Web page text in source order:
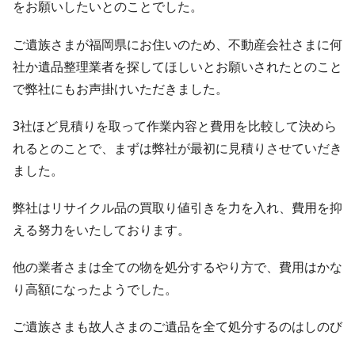
をお願いしたいとのことでした。
ご遺族さまが福岡県にお住いのため、不動産会社さまに何
社か遺品整理業者を探してほしいとお願いされたとのこと
で弊社にもお声掛けいただきました。
3社ほど見積りを取って作業内容と費用を比較して決めら
れるとのことで、まずは弊社が最初に見積りさせていだき
ました。
弊社はリサイクル品の買取り値引きを力を入れ、費用を抑
える努力をいたしております。
他の業者さまは全ての物を処分するやり方で、費用はかな
り高額になったようでした。
ご遺族さまも故人さまのご遺品を全て処分するのはしのび